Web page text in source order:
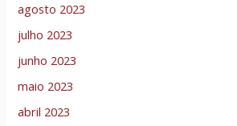
agosto 2023
julho 2023
junho 2023
maio 2023
abril 2023